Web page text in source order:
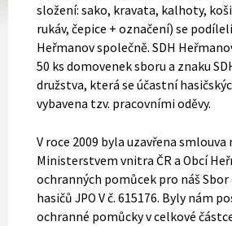
složení: sako, kravata, kalhoty,
rukáv, čepice + označení) se podíleli
Heřmanov společně. SDH
50 ks domovenek sboru a znaku
družstva, která se účastní
vybavena tzv. pracovními oděvy.
V roce 2009 byla uzavřena smlouva
Ministerstvem vnitra ČR a Obcí
ochranných pomůcek pro náš
hasičů JPO V č. 615176. Byly nám
ochranné pomůcky v celkové